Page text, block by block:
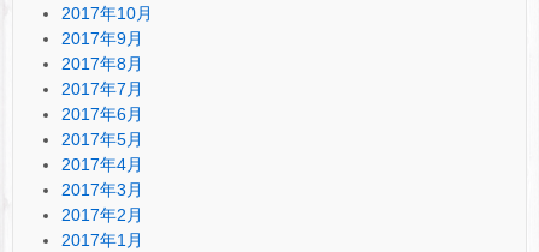
2017年10月
2017年9月
2017年8月
2017年7月
2017年6月
2017年5月
2017年4月
2017年3月
2017年2月
2017年1月